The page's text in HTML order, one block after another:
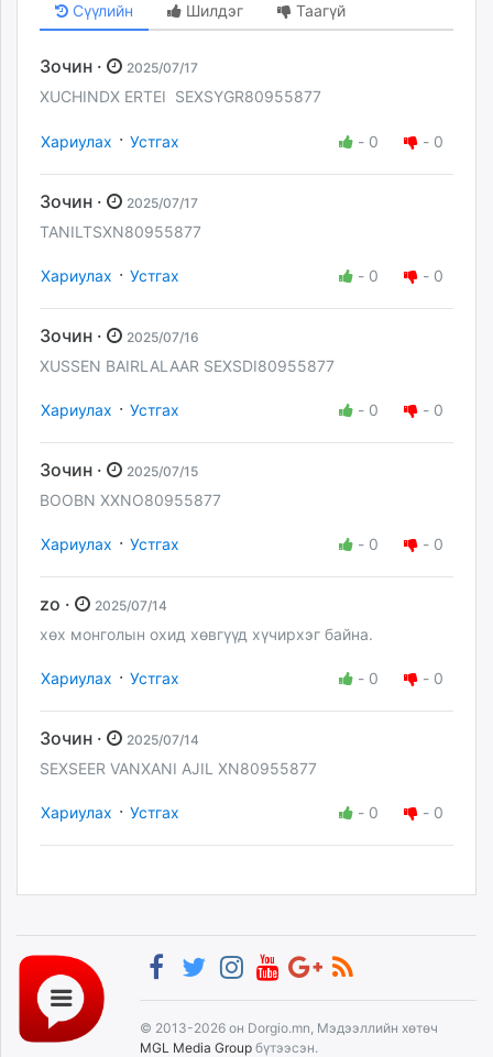
Сүүлийн Шилдэг Таагүй
Зочин · 2025/07/17
XUCHINDX ERTEI SEXSYGR80955877
Хариулах · Устгах - 0 - 0
Зочин · 2025/07/17
TANILTSXN80955877
Хариулах · Устгах - 0 - 0
Зочин · 2025/07/16
XUSSEN BAIRLALAAR SEXSDI80955877
Хариулах · Устгах - 0 - 0
Зочин · 2025/07/15
BOOBN XXNO80955877
Хариулах · Устгах - 0 - 0
zo · 2025/07/14
хөх монголын охид хөвгүүд хүчирхэг байна.
Хариулах · Устгах - 0 - 0
Зочин · 2025/07/14
SEXSEER VANXANI AJIL XN80955877
Хариулах · Устгах - 0 - 0
© 2013-2026 он Dorgio.mn, Мэдээллийн хөтөч
MGL Media Group бүтээсэн.